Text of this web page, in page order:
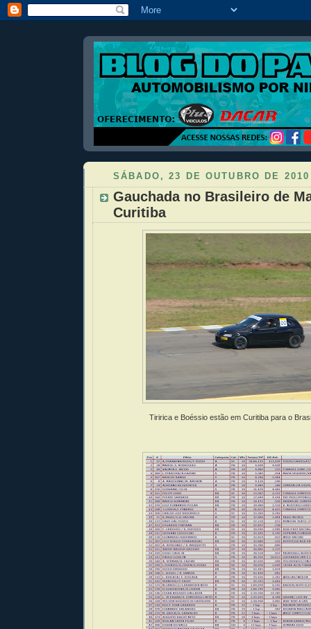
SÁBADO, 23 DE OUTUBRO DE 2010
Gauchada no Brasileiro de
Curitiba
Tiririca e Boéssio estão em Curitiba para o